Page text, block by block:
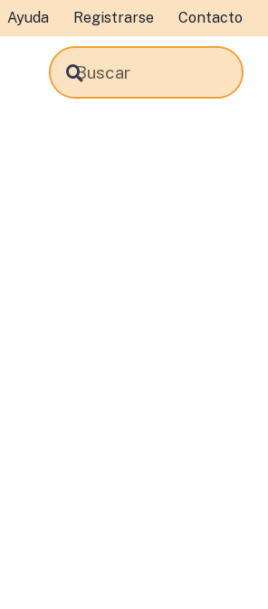
Ayuda Registrarse Contacto